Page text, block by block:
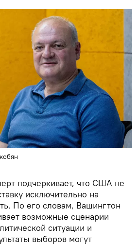
подчеркивает, что США не
исключительно на
По его словам, Вашингтон
возможные сценарии
ситуации и
выборов могут